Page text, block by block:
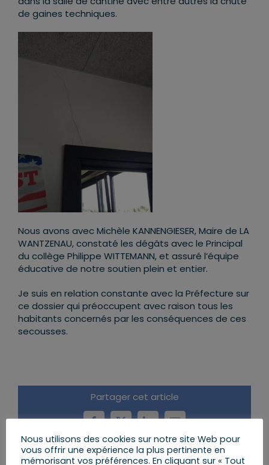
de gaines techniques.
Nous avons avec Michèle KANNENGIESER, Maire de LA
WANTZENAU, constaté les dégâts avec le Principal
du collège Philippe WITTEMANN, et assuré l’équipe
éducative de notre soutien plein et entier.
Je suis en relation constante avec la Préfecture sur
ce dossier qui préoccupent avec raison tous les
habitants concernés par les conséquences de ces
secousses.
Partager cet article
Nous utilisons des cookies sur notre site Web pour
vous offrir une expérience la plus pertinente en
mémorisant vos préférences. En cliquant sur « Tout